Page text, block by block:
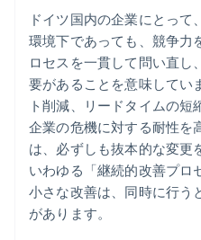
ドイツ国内の企業にとっ
環境下であっても、競争力
ロセスを一貫して問い直し
要があることを意味してい
ト削減、リードタイムの短
企業の危機に対する耐性を
は、必ずしも抜本的な変更
いわゆる「継続的改善プロ
小さな改善は、同時に行う
があります。